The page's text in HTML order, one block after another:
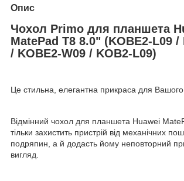
Опис
Чохол Primo для планшета
MatePad T8 8.0" (KOBE2-L09 /
/ KOBE2-W09 / KOB2-L09)
Це стильна, елегантна прикраса для
Відмінний чохол для планшета Huawei
тільки захистить пристрій від механічних
подряпин, а й додасть йому неповторний
вигляд.